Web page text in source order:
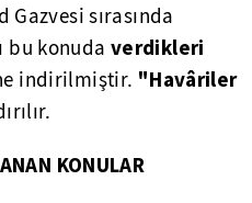
sırasında
bu konuda verdikleri
indirilmiştir. "Havâriler
KONULAR